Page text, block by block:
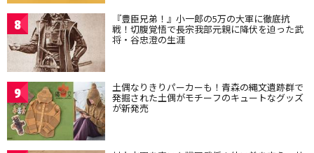
8 『豊臣兄弟！』小一郎の5万の大軍に徹底抗
戦！切腹覚悟で長宗我部元親に降伏を迫った武
将・谷忠澄の生涯
9 土偶なりきりパーカーも！青森の縄文遺跡群で
発掘された土偶がモチーフのキュートなグッズ
が新発売